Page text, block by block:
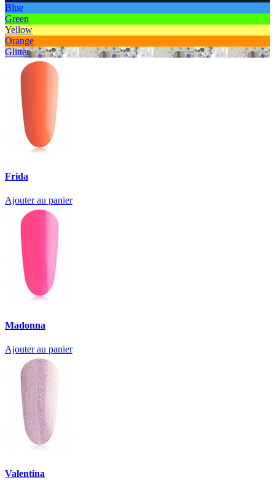
Blue
Green
Yellow
Orange
Glitter
Frida
Ajouter au panier
Madonna
Ajouter au panier
Valentina